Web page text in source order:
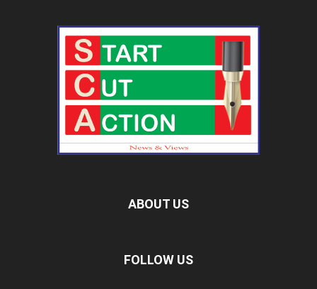
ABOUT US
FOLLOW US